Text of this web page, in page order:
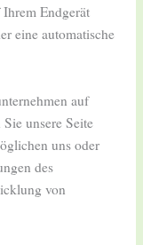
Endgerät
eine automatische
auf
unsere Seite
uns oder
des
von